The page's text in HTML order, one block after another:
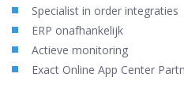
Specialist in order integraties
ERP onafhankelijk
Actieve monitoring
Exact Online App Center